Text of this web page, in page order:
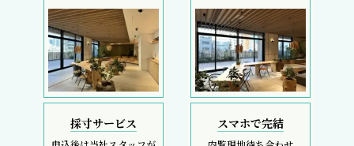
採寸サービス スマホで完結